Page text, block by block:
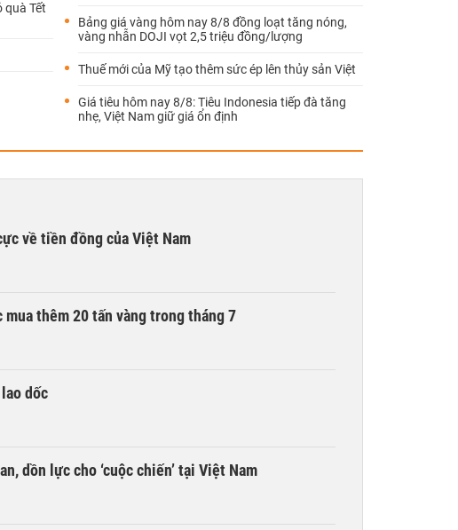
quà Tết
Bảng giá vàng hôm nay 8/8 đồng loạt tăng nóng,
vàng nhẫn DOJI vọt 2,5 triệu đồng/lượng
Thuế mới của Mỹ tạo thêm sức ép lên thủy sản Việt
Giá tiêu hôm nay 8/8: Tiêu Indonesia tiếp đà tăng
nhẹ, Việt Nam giữ giá ổn định
về tiền đồng của Việt Nam
mua thêm 20 tấn vàng trong tháng 7
dốc
dồn lực cho ‘cuộc chiến’ tại Việt Nam